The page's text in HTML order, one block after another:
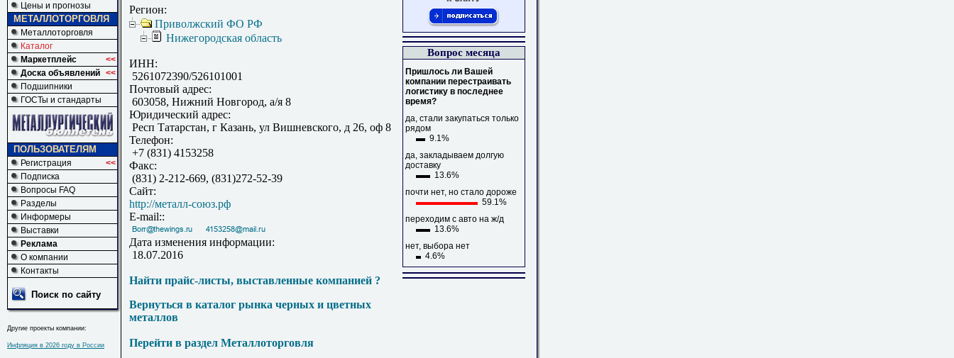
Цены и прогнозы
МЕТАЛЛОТОРГОВЛЯ
Металлоторговля
Каталог
Маркетплейс
<<
Доска объявлений <<
Подшипники
ГОСТы и стандарты
ПОЛЬЗОВАТЕЛЯМ
Регистрация
<<
Подписка
Вопросы FAQ
Разделы
Информеры
Выставки
Реклама
О компании
Контакты
Поиск по сайту
Другие проекты компании:
Инфляция в 2026 году в России
Регион:
Приволжский ФО РФ
Нижегородская область
ИНН:
5261072390/526101001
Почтовый адрес:
603058, Нижний Новгород, а/я 8
Юридический адрес:
Респ Татарстан, г Казань, ул Вишневского, д 26, оф 8
Телефон:
+7 (831) 4153258
Факс:
(831) 2-212-669, (831)272-52-39
Сайт:
http://металл-союз.рф
E-mail::
Дата изменения информации:
18.07.2016
Найти прайс-листы, выставленные компанией ?
Вернуться в каталог рынка черных и цветных
металлов
Перейти в раздел Металлоторговля
Вопрос месяца
Пришлось ли Вашей
компании перестраивать
логистику в последнее
время?
да, стали закупаться только
рядом
9.1%
да, закладываем долгую
доставку
13.6%
почти нет, но стало дороже
59.1%
переходим с авто на ж/д
13.6%
нет, выбора нет
4.6%